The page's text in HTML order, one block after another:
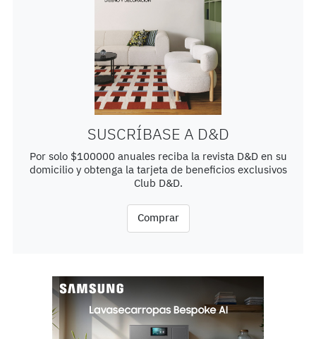
SUSCRÍBASE A D&D
Por solo $100000 anuales reciba la revista D&D en su
domicilio y obtenga la tarjeta de beneficios exclusivos
Club D&D.
Comprar